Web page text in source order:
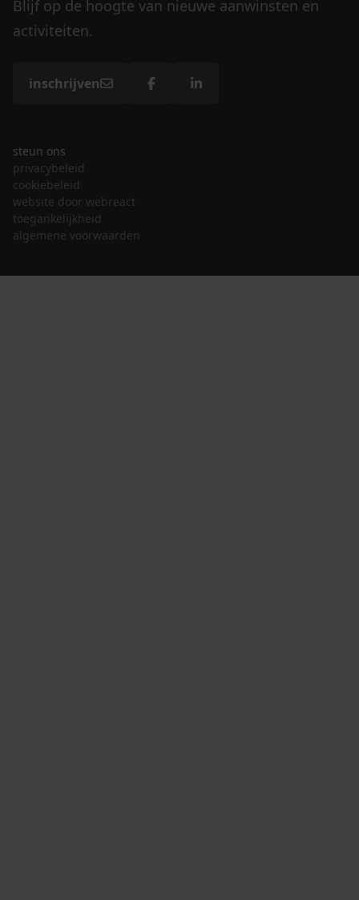
Blijf op de hoogte van nieuwe aanwinsten en
activiteiten.
inschrijven
steun ons
privacybeleid
cookiebeleid
website door webreact
toegankelijkheid
algemene voorwaarden